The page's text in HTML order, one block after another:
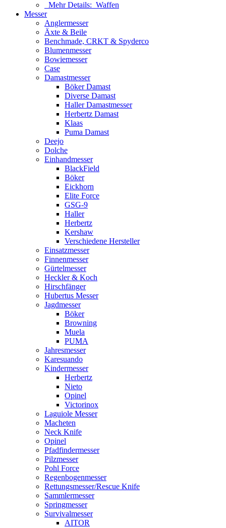
Mehr Details: Waffen
Messer
Anglermesser
Äxte & Beile
Benchmade, CRKT & Spyderco
Blumenmesser
Bowiemesser
Case
Damastmesser
Böker Damast
Diverse Damast
Haller Damastmesser
Herbertz Damast
Klaas
Puma Damast
Deejo
Dolche
Einhandmesser
BlackField
Böker
Eickhorn
Elite Force
GSG-9
Haller
Herbertz
Kershaw
Verschiedene Hersteller
Einsatzmesser
Finnenmesser
Gürtelmesser
Heckler & Koch
Hirschfänger
Hubertus Messer
Jagdmesser
Böker
Browning
Muela
PUMA
Jahresmesser
Karesuando
Kindermesser
Herbertz
Nieto
Opinel
Victorinox
Laguiole Messer
Macheten
Neck Knife
Opinel
Pfadfindermesser
Pilzmesser
Pohl Force
Regenbogenmesser
Rettungsmesser/Rescue Knife
Sammlermesser
Springmesser
Survivalmesser
AITOR